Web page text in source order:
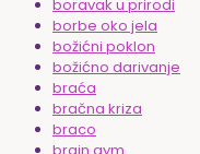
boravak u prirodi
borbe oko jela
božićni poklon
božićno darivanje
braća
bračna kriza
braco